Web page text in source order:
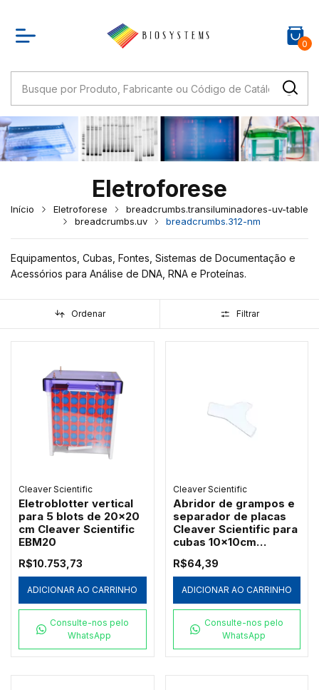
0
Eletroforese
Início Eletroforese
breadcrumbs.transiluminadores-uv-table
breadcrumbs.uv
breadcrumbs.312-nm
Equipamentos, Cubas, Fontes, Sistemas de Documentação e
Acessórios para Análise de DNA, RNA e Proteínas.
Ordenar Filtrar
Cleaver Scientific
Eletroblotter vertical
para 5 blots de 20x20
cm Cleaver Scientific
EBM20
R$10.753,73
ADICIONAR AO CARRINHO
Consulte-nos pelo
WhatsApp
Cleaver Scientific
Abridor de grampos e
separador de placas
Cleaver Scientific para
cubas 10x10cm
R$64,39
ADICIONAR AO CARRINHO
Consulte-nos pelo
WhatsApp